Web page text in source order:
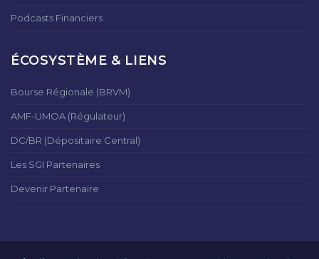
Podcasts Financiers
ÉCOSYSTÈME & LIENS
Bourse Régionale (BRVM)
AMF-UMOA (Régulateur)
DC/BR (Dépositaire Central)
Les SGI Partenaires
Devenir Partenaire